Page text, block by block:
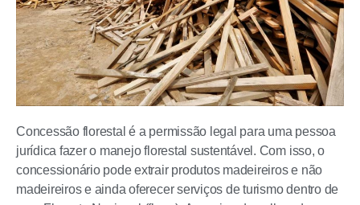
Concessão florestal é a permissão legal para uma pessoa
jurídica fazer o manejo florestal sustentável. Com isso, o
concessionário pode extrair produtos madeireiros e não
madeireiros e ainda oferecer serviços de turismo dentro de